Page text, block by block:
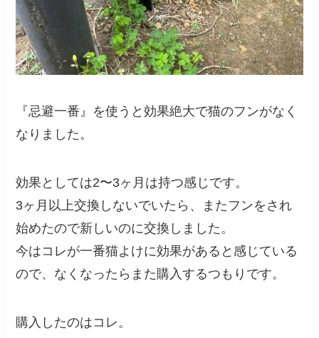
『忌避一番』を使うと効果絶大で猫のフンがなく
なりました。
効果としては2〜3ヶ月は持つ感じです。
3ヶ月以上交換しないでいたら、またフンをされ
始めたので新しいのに交換しました。
今はコレが一番猫よけに効果があると感じている
ので、なくなったらまた購入するつもりです。
購入したのはコレ。